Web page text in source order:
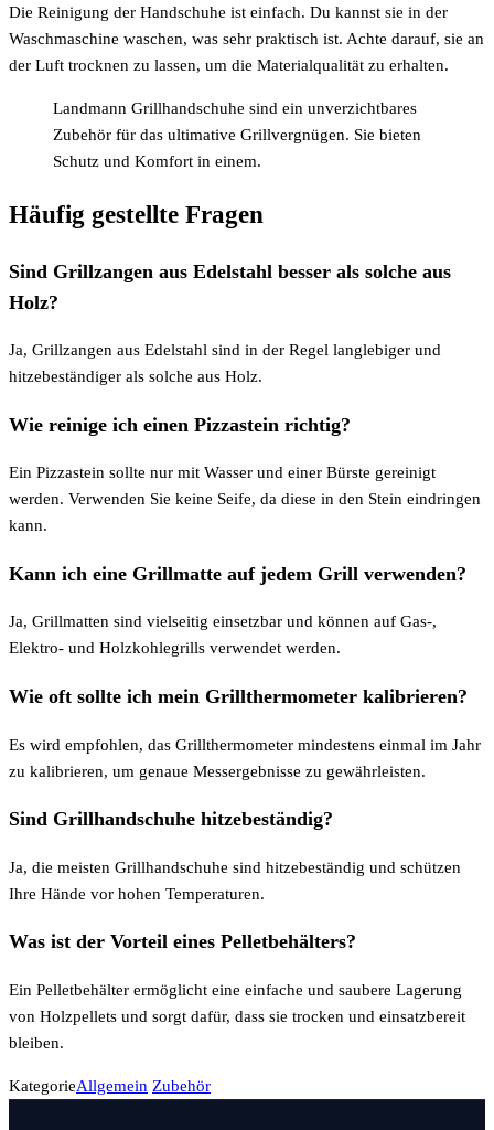
Die Reinigung der Handschuhe ist einfach. Du kannst sie in der
Waschmaschine waschen, was sehr praktisch ist. Achte darauf, sie an
der Luft trocknen zu lassen, um die Materialqualität zu erhalten.
Landmann Grillhandschuhe sind ein unverzichtbares
Zubehör für das ultimative Grillvergnügen. Sie bieten
Schutz und Komfort in einem.
Häufig gestellte Fragen
Sind Grillzangen aus Edelstahl besser als solche aus
Holz?
Ja, Grillzangen aus Edelstahl sind in der Regel langlebiger und
hitzebeständiger als solche aus Holz.
Wie reinige ich einen Pizzastein richtig?
Ein Pizzastein sollte nur mit Wasser und einer Bürste gereinigt
werden. Verwenden Sie keine Seife, da diese in den Stein eindringen
kann.
Kann ich eine Grillmatte auf jedem Grill verwenden?
Ja, Grillmatten sind vielseitig einsetzbar und können auf Gas-,
Elektro- und Holzkohlegrills verwendet werden.
Wie oft sollte ich mein Grillthermometer kalibrieren?
Es wird empfohlen, das Grillthermometer mindestens einmal im Jahr
zu kalibrieren, um genaue Messergebnisse zu gewährleisten.
Sind Grillhandschuhe hitzebeständig?
Ja, die meisten Grillhandschuhe sind hitzebeständig und schützen
Ihre Hände vor hohen Temperaturen.
Was ist der Vorteil eines Pelletbehälters?
Ein Pelletbehälter ermöglicht eine einfache und saubere Lagerung
von Holzpellets und sorgt dafür, dass sie trocken und einsatzbereit
bleiben.
KategorieAllgemein Zubehör